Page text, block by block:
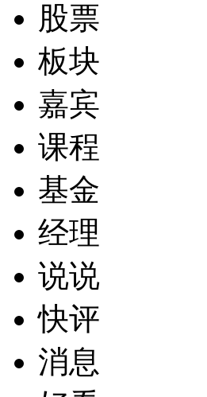
股票
板块
嘉宾
课程
基金
经理
说说
快评
消息